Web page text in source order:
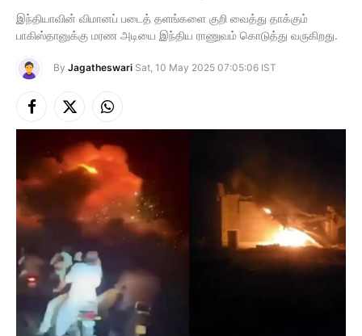
இந்தியாவின் விமானப் படைத் தளங்களை குறி வைத்து தாக்கும்
பாகிஸ்தானுக்கு மரண அடியை இந்திய ராணுவம் கொடுத்து வருகிறது.
By Jagatheswari Sat, 10 May 2025 07:05:06 IST
Facebook
X
(Twitter)
Instagram